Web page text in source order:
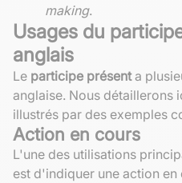
making.
Usages du
anglais
Le participe présenta
anglaise. Nous détaillerons
illustrés par des exemples
Action en cours
L'une des utilisations
est d'indiquer une action